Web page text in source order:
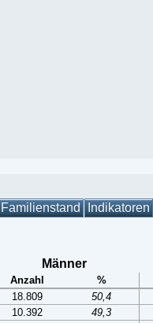
Familienstand Indikatoren
Männer
Anzahl
%
18.809
50,4
10.392
49,3